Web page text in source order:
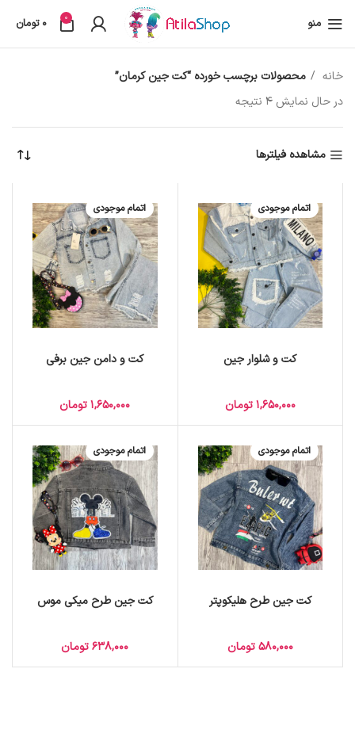
منو 0
0 تومان
خانه
محصولات برچسب خورده “کت جین کرمان”
در حال نمایش 4 نتیجه
مشاهده فیلترها
اتمام موجودی
کت و شلوار جین
1,650,000 تومان
اتمام موجودی
کت و دامن جین برفی
1,650,000 تومان
اتمام موجودی
کت جین طرح هلیکوپتر
580,000 تومان
اتمام موجودی
کت جین طرح میکی موس
638,000 تومان